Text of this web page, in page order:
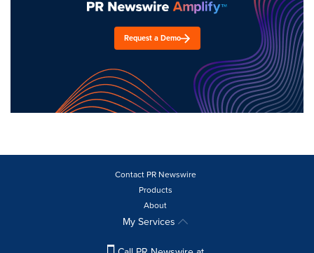
Request a Demo
Contact PR Newswire
Products
About
My Services